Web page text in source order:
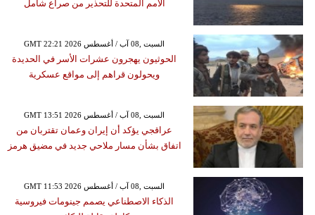
الأمم المتحدة للتحذير من صراع شامل
GMT 22:21 2026 السبت ,08 آب / أغسطس
الحوثيون يهجرون عشرات الأسر في الحديدة
ويحولون قراهم إلى مواقع عسكرية
GMT 13:51 2026 السبت ,08 آب / أغسطس
عراقجي يؤكد أن إيران وعمان تقتربان من
اتفاق بشأن مسار ملاحي جديد في مضيق هرمز
GMT 11:53 2026 السبت ,08 آب / أغسطس
الذكاء الاصطناعي يصمم جينومات فيروسية